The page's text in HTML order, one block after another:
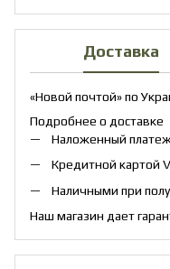
Доставка
«Новой почтой» по
Подробнее о доставке
Наложенный
Кредитной картой
Наличными при
Наш магазин дает